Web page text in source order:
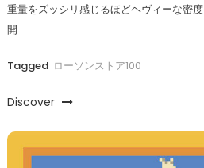
重量をズッシリ感じるほどヘヴィーな密度
開…
Tagged ローソンストア100
Discover